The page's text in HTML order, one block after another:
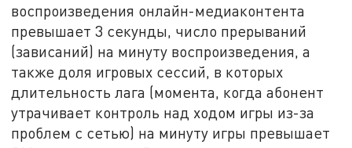
воспроизведения онлайн-медиаконтента
превышает 3 секунды, число прерываний
(зависаний) на минуту воспроизведения, а
также доля игровых сессий, в которых
длительность лага (момента, когда абонент
утрачивает контроль над ходом игры из-за
проблем с сетью) на минуту игры превышает